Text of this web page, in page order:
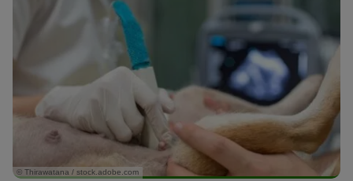
© Thirawatana / stock.adobe.com